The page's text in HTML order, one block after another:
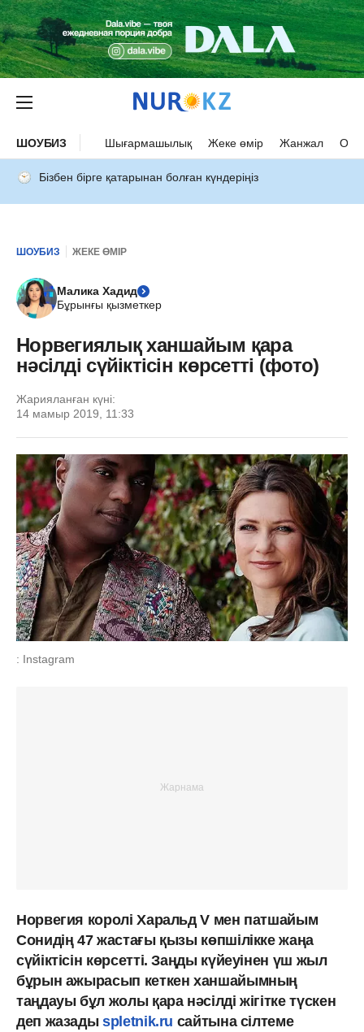
ШОУБИЗ Шығармашылық Жеке өмір Жанжал
Бізбен бірге қатарынан болған күндеріңіз
ШОУБИЗ ЖЕКЕ ӨМІР
Малика Хадид
Бұрынғы қызметкер
Норвегиялық ханшайым қара
нәсілді сүйіктісін көрсетті (фото)
Жарияланған күні:
14 мамыр 2019, 11:33
: Instagram
Норвегия королі Харальд V мен патшайым
Сонидің 47 жастағы қызы көпшілікке жаңа
сүйіктісін көрсетті. Заңды күйеуінен үш жыл
бұрын ажырасып кеткен ханшайымның
таңдауы бұл жолы қара нәсілді жігітке түскен
деп жазадыspletnik.ru сайтына сілтеме